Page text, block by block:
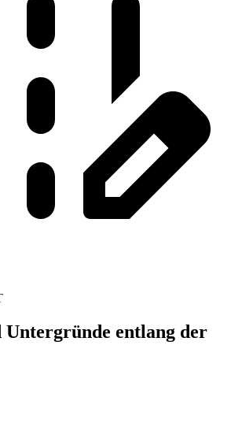
Untergründe entlang der